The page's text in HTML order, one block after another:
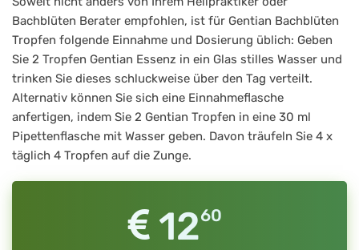
Bachblüten Berater empfohlen, ist für Gentian Bachblüten
Tropfen folgende Einnahme und Dosierung üblich: Geben
Sie 2 Tropfen Gentian Essenz in ein Glas stilles Wasser und
trinken Sie dieses schluckweise über den Tag verteilt.
Alternativ können Sie sich eine Einnahmeflasche
anfertigen, indem Sie 2 Gentian Tropfen in eine 30 ml
Pipettenflasche mit Wasser geben. Davon träufeln Sie 4 x
täglich 4 Tropfen auf die Zunge.
1260